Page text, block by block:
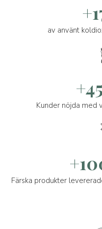
av använt
Kunder nöjda med
Färska produkter